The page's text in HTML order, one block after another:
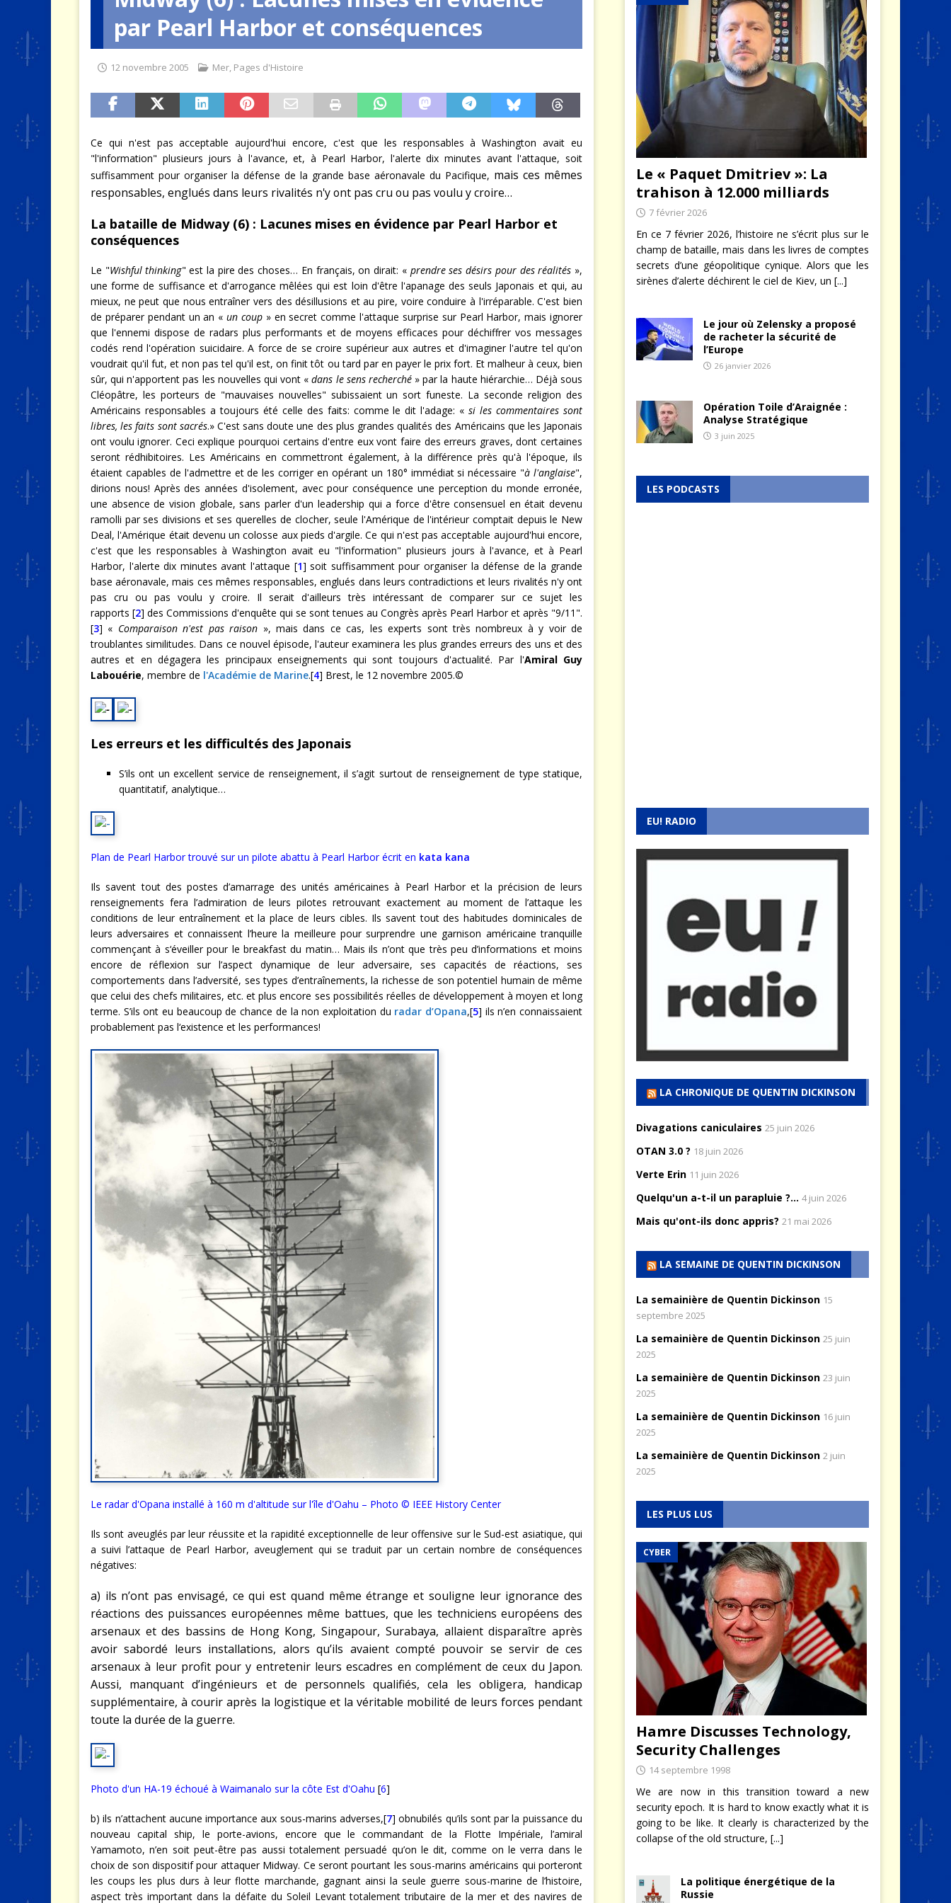
MER
par Pearl Harbor et conséquences
12 novembre 2005 Mer, Pages d'Histoire
Ce qui n'est pas acceptable aujourd'hui encore, c'est que les responsables à Washington avait eu
"l'information" plusieurs jours à l'avance, et, à Pearl Harbor, l'alerte dix minutes avant l'attaque, soit
suffisamment pour organiser la défense de la grande base aéronavale du Pacifique, mais ces mêmes
responsables, englués dans leurs rivalités n'y ont pas cru ou pas voulu y croire…
La bataille de Midway (6) : Lacunes mises en évidence par Pearl Harbor et
conséquences
Le "Wishful thinking" est la pire des choses… En français, on dirait: « prendre ses désirs pour des réalités »,
une forme de suffisance et d'arrogance mêlées qui est loin d'être l'apanage des seuls Japonais et qui, au
mieux, ne peut que nous entraîner vers des désillusions et au pire, voire conduire à l'irréparable. C'est bien
de préparer pendant un an «un coup» en secret comme l'attaque surprise sur Pearl Harbor, mais ignorer
que l'ennemi dispose de radars plus performants et de moyens efficaces pour déchiffrer vos messages
codés rend l'opération suicidaire. A force de se croire supérieur aux autres et d'imaginer l'autre tel qu'on
voudrait qu'il fut, et non pas tel qu'il est, on finit tôt ou tard par en payer le prix fort. Et malheur à ceux, bien
sûr, qui n'apportent pas les nouvelles qui vont «dans le sens recherché» par la haute hiérarchie… Déjà sous
Cléopâtre, les porteurs de "mauvaises nouvelles" subissaient un sort funeste. La seconde religion des
Américains responsables a toujours été celle des faits: comme le dit l'adage: «si les commentaires sont
libres, les faits sont sacrés.» C'est sans doute une des plus grandes qualités des Américains que les Japonais
ont voulu ignorer. Ceci explique pourquoi certains d'entre eux vont faire des erreurs graves, dont certaines
seront rédhibitoires. Les Américains en commettront également, à la différence près qu'à l'époque, ils
étaient capables de l'admettre et de les corriger en opérant un 180° immédiat si nécessaire "à l'anglaise",
dirions nous! Après des années d'isolement, avec pour conséquence une perception du monde erronée,
une absence de vision globale, sans parler d'un leadership qui a force d'être consensuel en était devenu
ramolli par ses divisions et ses querelles de clocher, seule l'Amérique de l'intérieur comptait depuis le New
Deal, l'Amérique était devenu un colosse aux pieds d'argile. Ce qui n'est pas acceptable aujourd'hui encore,
c'est que les responsables à Washington avait eu "l'information" plusieurs jours à l'avance, et à Pearl
Harbor, l'alerte dix minutes avant l'attaque [1] soit suffisamment pour organiser la défense de la grande
base aéronavale, mais ces mêmes responsables, englués dans leurs contradictions et leurs rivalités n'y ont
pas cru ou pas voulu y croire. Il serait d'ailleurs très intéressant de comparer sur ce sujet les
rapports [2] des Commissions d'enquête qui se sont tenues au Congrès après Pearl Harbor et après "9/11".
[3] « Comparaison n'est pas raison », mais dans ce cas, les experts sont très nombreux à y voir de
troublantes similitudes. Dans ce nouvel épisode, l'auteur examinera les plus grandes erreurs des uns et des
autres et en dégagera les principaux enseignements qui sont toujours d'actualité. Par l'Amiral Guy
Labouérie, membre de l'Académie de Marine.[4] Brest, le 12 novembre 2005.©
Les erreurs et les difficultés des Japonais
S’ils ont un excellent service de renseignement, il s’agit surtout de renseignement de type statique,
quantitatif, analytique…
Plan de Pearl Harbor trouvé sur un pilote abattu à Pearl Harbor écrit en kata kana
Ils savent tout des postes d’amarrage des unités américaines à Pearl Harbor et la précision de leurs
renseignements fera l’admiration de leurs pilotes retrouvant exactement au moment de l’attaque les
conditions de leur entraînement et la place de leurs cibles. Ils savent tout des habitudes dominicales de
leurs adversaires et connaissent l’heure la meilleure pour surprendre une garnison américaine tranquille
commençant à s‘éveiller pour le breakfast du matin… Mais ils n’ont que très peu d’informations et moins
encore de réflexion sur l’aspect dynamique de leur adversaire, ses capacités de réactions, ses
comportements dans l’adversité, ses types d’entraînements, la richesse de son potentiel humain de même
que celui des chefs militaires, etc. et plus encore ses possibilités réelles de développement à moyen et long
terme. S’ils ont eu beaucoup de chance de la non exploitation du radar d’Opana,[5] ils n’en connaissaient
probablement pas l‘existence et les performances!
Le radar d'Opana installé à 160 m d'altitude sur l'île d'Oahu – Photo © IEEE History Center
Ils sont aveuglés par leur réussite et la rapidité exceptionnelle de leur offensive sur le Sud-est asiatique, qui
a suivi l’attaque de Pearl Harbor, aveuglement qui se traduit par un certain nombre de conséquences
négatives:
a) ils n’ont pas envisagé, ce qui est quand même étrange et souligne leur ignorance des
réactions des puissances européennes même battues, que les techniciens européens des
arsenaux et des bassins de Hong Kong, Singapour, Surabaya, allaient disparaître après
avoir sabordé leurs installations, alors qu’ils avaient compté pouvoir se servir de ces
arsenaux à leur profit pour y entretenir leurs escadres en complément de ceux du Japon.
Aussi, manquant d’ingénieurs et de personnels qualifiés, cela les obligera, handicap
supplémentaire, à courir après la logistique et la véritable mobilité de leurs forces pendant
toute la durée de la guerre.
Photo d'un HA-19 échoué à Waimanalo sur la côte Est d'Oahu [6]
b) ils n’attachent aucune importance aux sous-marins adverses,[7] obnubilés qu’ils sont par la puissance du
nouveau capital ship, le porte-avions, encore que le commandant de la Flotte Impériale, l’amiral
Yamamoto, n’en soit peut-être pas aussi totalement persuadé qu’on le dit, comme on le verra dans le
choix de son dispositif pour attaquer Midway. Ce seront pourtant les sous-marins américains qui porteront
les coups les plus durs à leur flotte marchande, gagnant ainsi la seule guerre sous-marine de l’histoire,
aspect très important dans la défaite du Soleil Levant totalement tributaire de la mer et des navires de
Le « Paquet Dmitriev »: La
trahison à 12.000 milliards
7 février 2026
En ce 7 février 2026, l’histoire ne s’écrit plus sur le
champ de bataille, mais dans les livres de comptes
secrets d’une géopolitique cynique. Alors que les
sirènes d’alerte déchirent le ciel de Kiev, un [...]
Le jour où Zelensky a proposé
de racheter la sécurité de
l’Europe
26 janvier 2026
Opération Toile d’Araignée :
Analyse Stratégique
3 juin 2025
LES PODCASTS
EU! RADIO
LA CHRONIQUE DE QUENTIN DICKINSON
Divagations caniculaires 25 juin 2026
OTAN 3.0 ? 18 juin 2026
Verte Erin 11 juin 2026
Quelqu'un a-t-il un parapluie ?... 4 juin 2026
Mais qu'ont-ils donc appris? 21 mai 2026
LA SEMAINE DE QUENTIN DICKINSON
La semainière de Quentin Dickinson 15
septembre 2025
La semainière de Quentin Dickinson 25 juin
2025
La semainière de Quentin Dickinson 23 juin
2025
La semainière de Quentin Dickinson 16 juin
2025
La semainière de Quentin Dickinson 2 juin
2025
LES PLUS LUS
CYBER
Hamre Discusses Technology,
Security Challenges
14 septembre 1998
We are now in this transition toward a new
security epoch. It is hard to know exactly what it is
going to be like. It clearly is characterized by the
collapse of the old structure, [...]
La politique énergétique de la
Russie